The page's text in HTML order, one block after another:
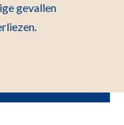
gevallen